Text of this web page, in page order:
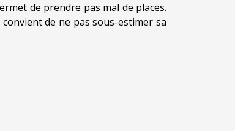
de prendre pas mal de places.
de ne pas sous-estimer sa